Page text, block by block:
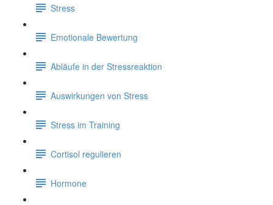
Stress
Emotionale Bewertung
Abläufe in der Stressreaktion
Auswirkungen von Stress
Stress im Training
Cortisol regulieren
Hormone